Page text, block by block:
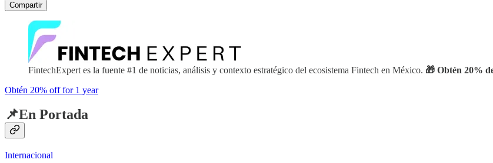
Compartir
FintechExpert es la fuente #1 de noticias, análisis y contexto estratégico del ecosistema Fintech en México. 🎁 Obtén 20%
Obtén 20% off for 1 year
📌En Portada
Internacional